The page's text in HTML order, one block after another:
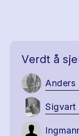
Verdt å
Anders
Sigvart